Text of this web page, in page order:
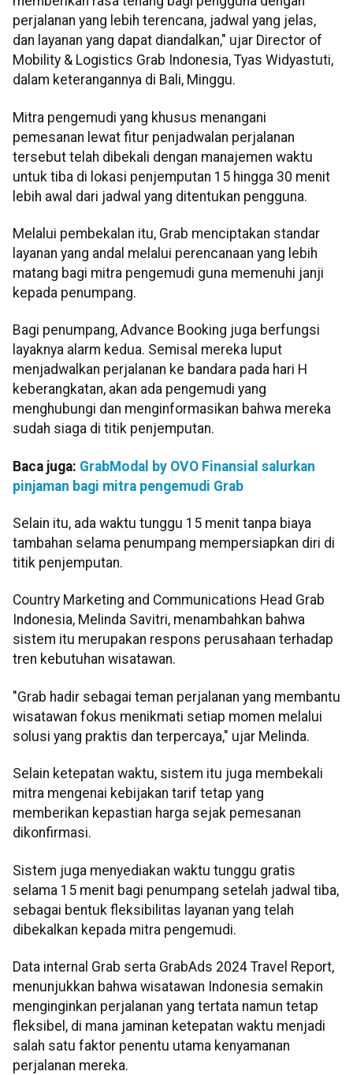
perjalanan yang lebih terencana, jadwal yang jelas,
dan layanan yang dapat diandalkan," ujar Director of
Mobility & Logistics Grab Indonesia, Tyas Widyastuti,
dalam keterangannya di Bali, Minggu.
Mitra pengemudi yang khusus menangani
pemesanan lewat fitur penjadwalan perjalanan
tersebut telah dibekali dengan manajemen waktu
untuk tiba di lokasi penjemputan 15 hingga 30 menit
lebih awal dari jadwal yang ditentukan pengguna.
Melalui pembekalan itu, Grab menciptakan standar
layanan yang andal melalui perencanaan yang lebih
matang bagi mitra pengemudi guna memenuhi janji
kepada penumpang.
Bagi penumpang, Advance Booking juga berfungsi
layaknya alarm kedua. Semisal mereka luput
menjadwalkan perjalanan ke bandara pada hari H
keberangkatan, akan ada pengemudi yang
menghubungi dan menginformasikan bahwa mereka
sudah siaga di titik penjemputan.
Baca juga: GrabModal by OVO Finansial salurkan
pinjaman bagi mitra pengemudi Grab
Selain itu, ada waktu tunggu 15 menit tanpa biaya
tambahan selama penumpang mempersiapkan diri di
titik penjemputan.
Country Marketing and Communications Head Grab
Indonesia, Melinda Savitri, menambahkan bahwa
sistem itu merupakan respons perusahaan terhadap
tren kebutuhan wisatawan.
"Grab hadir sebagai teman perjalanan yang membantu
wisatawan fokus menikmati setiap momen melalui
solusi yang praktis dan terpercaya," ujar Melinda.
Selain ketepatan waktu, sistem itu juga membekali
mitra mengenai kebijakan tarif tetap yang
memberikan kepastian harga sejak pemesanan
dikonfirmasi.
Sistem juga menyediakan waktu tunggu gratis
selama 15 menit bagi penumpang setelah jadwal tiba,
sebagai bentuk fleksibilitas layanan yang telah
dibekalkan kepada mitra pengemudi.
Data internal Grab serta GrabAds 2024 Travel Report,
menunjukkan bahwa wisatawan Indonesia semakin
menginginkan perjalanan yang tertata namun tetap
fleksibel, di mana jaminan ketepatan waktu menjadi
salah satu faktor penentu utama kenyamanan
perjalanan mereka.